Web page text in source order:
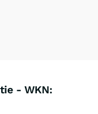
- WKN: